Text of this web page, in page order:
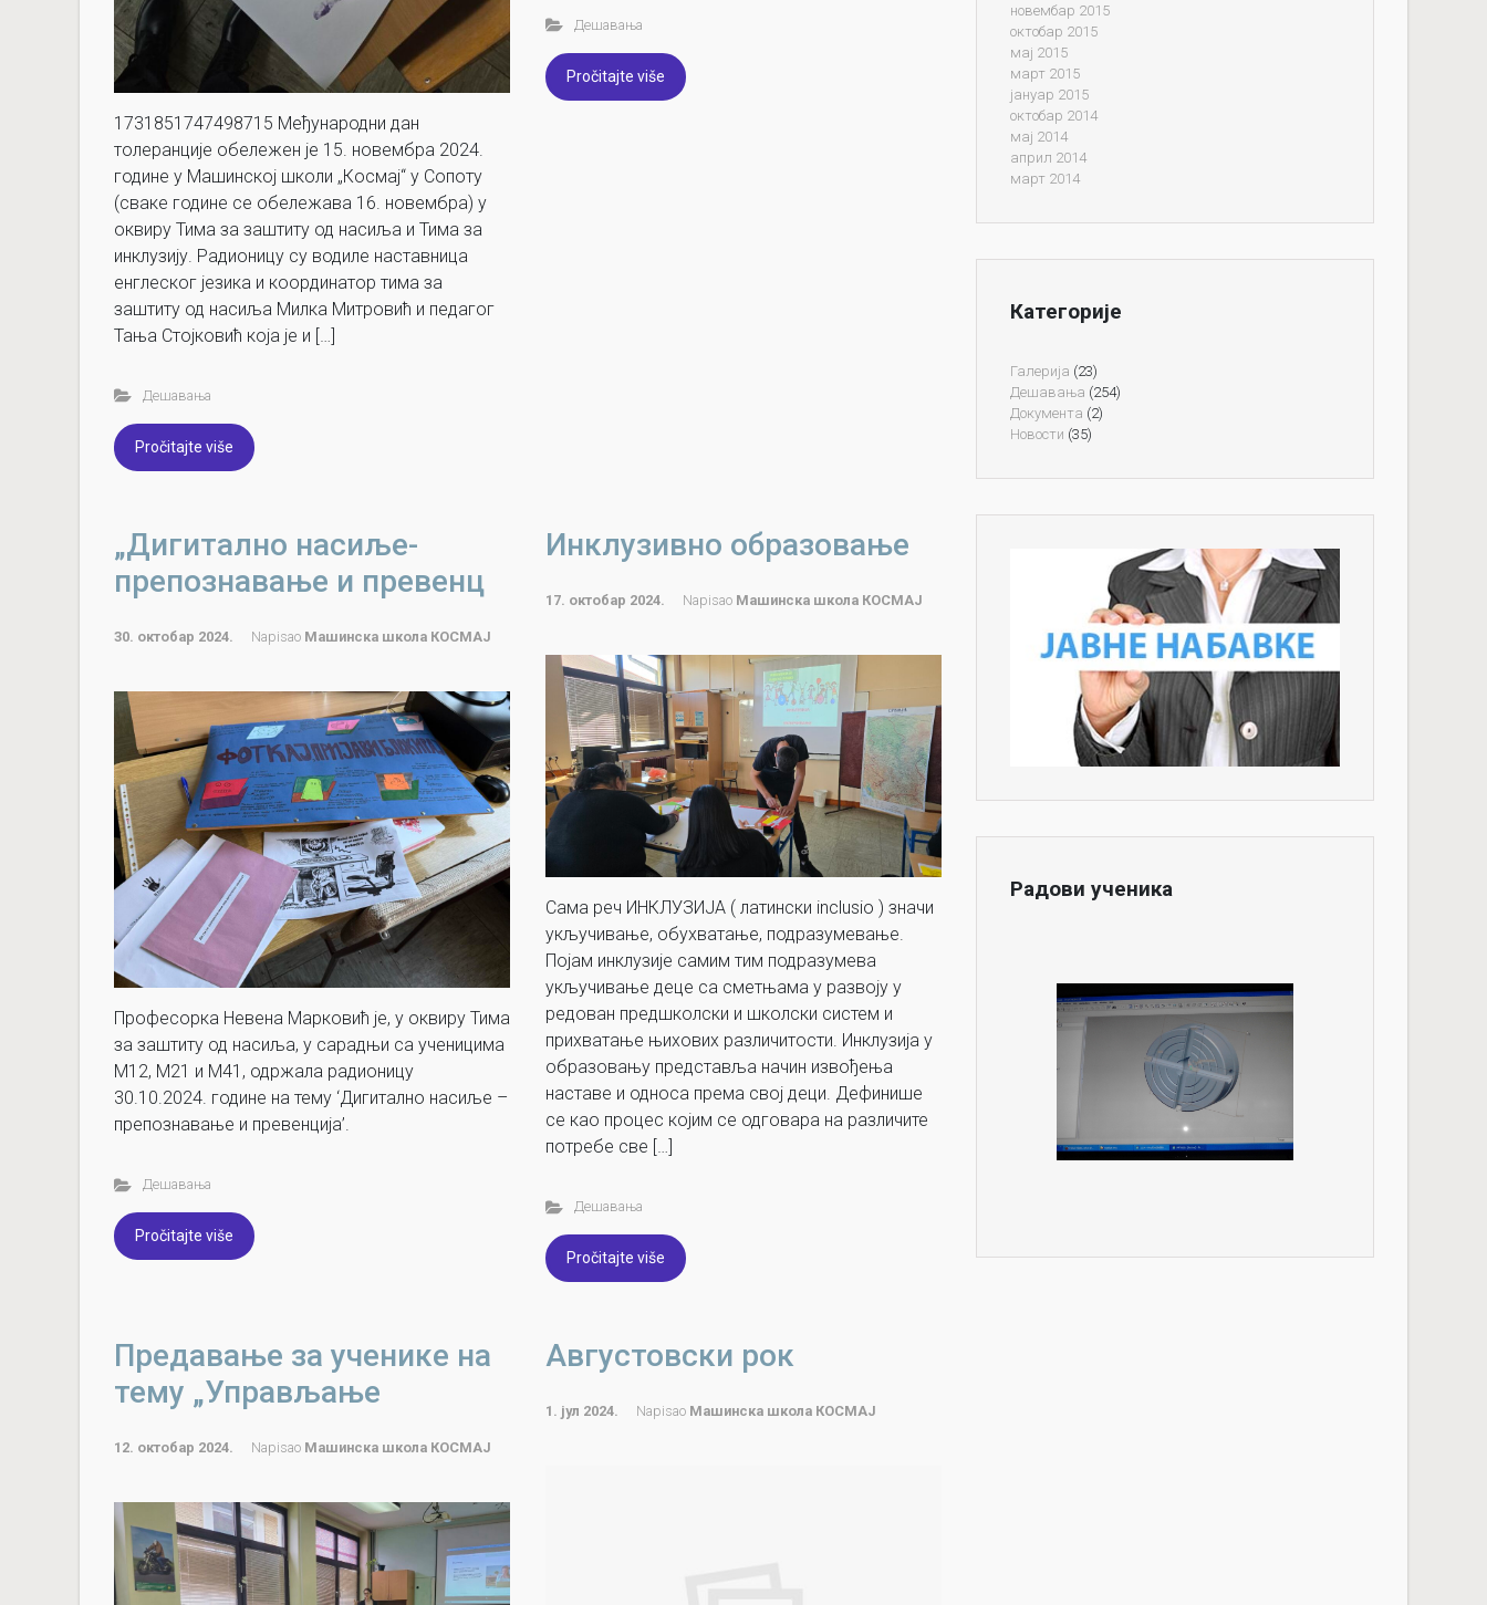
1731851747498715 Међународни дан
толеранције обележен је 15. новембра 2024.
године у Машинској школи „Космај“ у Сопоту
(сваке године се обележава 16. новембра) у
оквиру Тима за заштиту од насиља и Тима за
инклузију. Радионицу су водиле наставница
енглеског језика и координатор тима за
заштиту од насиља Милка Митровић и педагог
Тања Стојковић која је и […]
Дешавања
Pročitajte više
Дешавања
Pročitajte više
„Дигитално насиље-
препознавање и превенц
30. октобар 2024. Napisao Машинска школа КОСМАЈ
Професорка Невена Марковић је, у оквиру Тима
за заштиту од насиља, у сарадњи са ученицима
М12, М21 и М41, одржала радионицу
30.10.2024. године на тему ‘Дигитално насиље –
препознавање и превенција’.
Дешавања
Pročitajte više
Инклузивно образовање
17. октобар 2024. Napisao Машинска школа КОСМАЈ
Сама реч ИНКЛУЗИЈА ( латински inclusio ) значи
укључивање, обухватање, подразумевање.
Појам инклузије самим тим подразумева
укључивање деце са сметњама у развоју у
редован предшколски и школски систем и
прихватање њихових различитости. Инклузија у
образовању представља начин извођења
наставе и односа према свој деци. Дефинише
се као процес којим се одговара на различите
потребе све […]
Дешавања
Pročitajte više
Предавање за ученике на
тему „Управљање
12. октобар 2024. Napisao Машинска школа КОСМАЈ
Августовски рок
1. јул 2024. Napisao Машинска школа КОСМАЈ
новембар 2015
октобар 2015
мај 2015
март 2015
јануар 2015
октобар 2014
мај 2014
април 2014
март 2014
Категорије
Галерија (23)
Дешавања (254)
Документа (2)
Новости (35)
Радови ученика